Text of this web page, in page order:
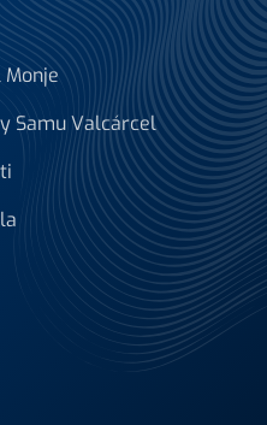
Monje
Samu Valcárcel